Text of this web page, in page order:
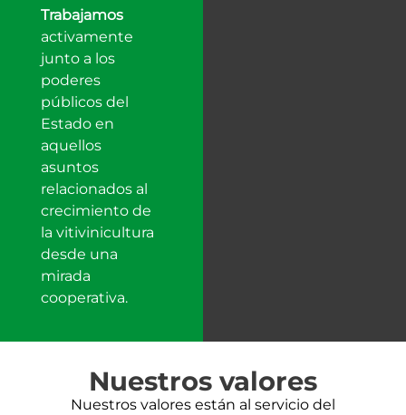
Trabajamos
activamente
junto a los
poderes
públicos del
Estado en
aquellos
asuntos
relacionados al
crecimiento de
la vitivinicultura
desde una
mirada
cooperativa.
Nuestros valores
Nuestros valores están al servicio del